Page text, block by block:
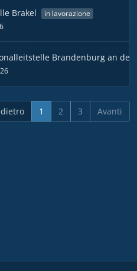
Brakel
in lavorazione
Brandenburg an der
1 2 3 Avanti